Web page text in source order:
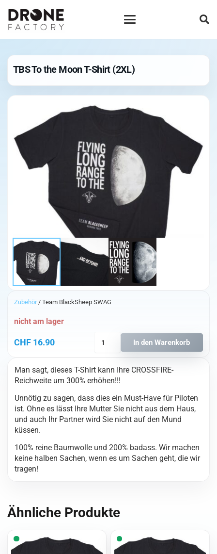
TBS To the Moon T-Shirt (2XL)
Zubehör/ Team BlackSheep SWAG
CHF 16.90
nicht am lager
Moon
T-
(2XL)
Menge
In den Warenkorb
Man sagt, dieses T-Shirt kann Ihre CROSSFIRE-
Reichweite um 300% erhöhen!!!
Unnötig zu sagen, dass dies ein Must-Have für Piloten
ist. Ohne es lässt Ihre Mutter Sie nicht aus dem Haus,
und auch Ihr Partner wird Sie nicht auf den Mund
küssen.
100% reine Baumwolle und 200% badass. Wir machen
keine halben Sachen, wenn es um Sachen geht, die wir
tragen!
Ähnliche Produkte